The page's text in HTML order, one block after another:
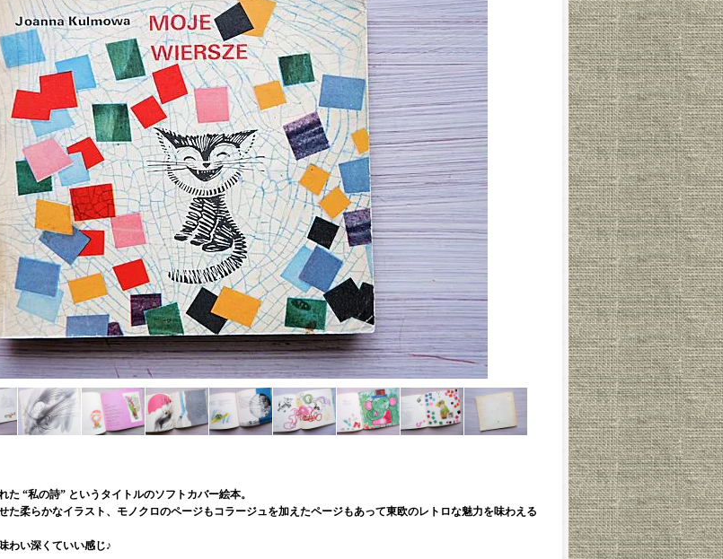
た “私の詩” というタイトルのソフトカバー絵本。
た柔らかなイラスト、モノクロのページもコラージュを加えたページもあって東欧のレトロな魅力を味わえる
わい深くていい感じ♪